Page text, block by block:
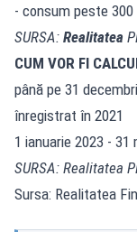
- consum peste 300
SURSA: Realitatea
CUM VOR FI
până pe 31
înregistrat în 2021
1 ianuarie 2023 -
SURSA: Realitatea
Sursa: Realitatea